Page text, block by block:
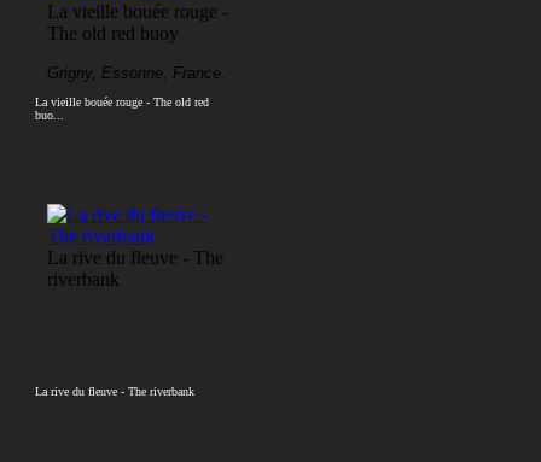
La vieille bouée rouge -
The old red buoy
Grigny, Essonne, France.
La vieille bouée rouge - The old red
buo...
La rive du fleuve - The
riverbank
La rive du fleuve - The riverbank